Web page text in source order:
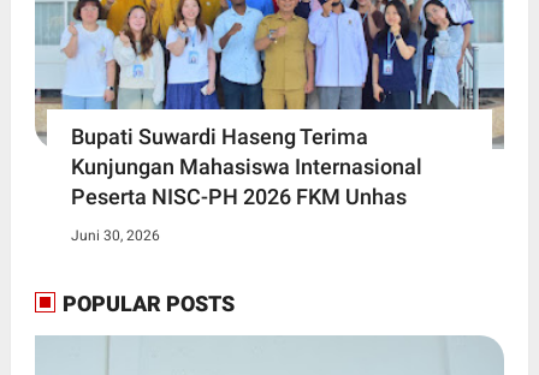
Bupati Suwardi Haseng Terima
Kunjungan Mahasiswa Internasional
Peserta NISC-PH 2026 FKM Unhas
Juni 30, 2026
POPULAR POSTS